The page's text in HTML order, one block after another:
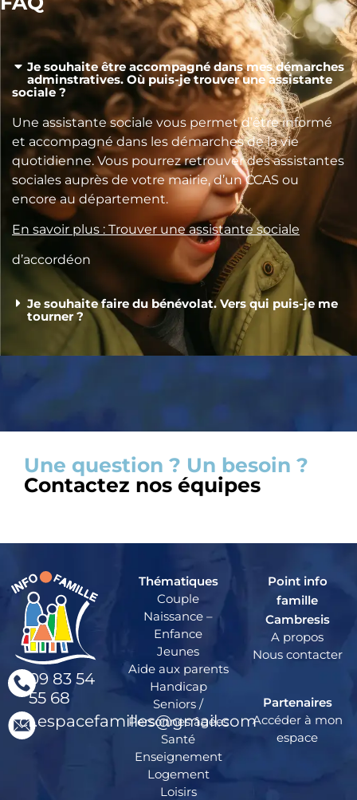
Je souhaite être accompagné dans mes démarches
adminstratives. Où puis-je trouver une assistante
sociale ?
Une assistante sociale vous permet d’être informé
et accompagné dans les démarches de la vie
quotidienne. Vous pourrez retrouver des assistantes
sociales auprès de votre mairie, d’un CCAS ou
encore au département.
En savoir plus : Trouver une assistante sociale
d’accordéon
Je souhaite faire du bénévolat. Vers qui puis-je me
tourner ?
Une question ? Un besoin ?
Contactez nos équipes
09 83 54
55 68
cr.espacefamilles@gmail.com
Thématiques
Couple
Naissance –
Enfance
Jeunes
Aide aux parents
Handicap
Seniors /
Personnes âgées
Santé
Enseignement
Logement
Loisirs
Point info
famille
Cambresis
A propos
Nous contacter
Partenaires
Accéder à mon
espace